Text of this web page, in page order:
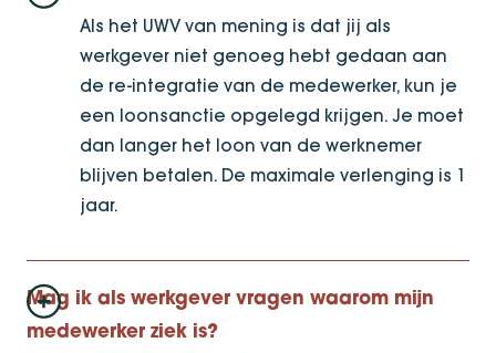
Als het UWV van mening is dat jij als
werkgever niet genoeg hebt gedaan aan
de re-integratie van de medewerker, kun je
een loonsanctie opgelegd krijgen. Je moet
dan langer het loon van de werknemer
blijven betalen. De maximale verlenging is 1
jaar.
Mag ik als werkgever vragen waarom mijn
medewerker ziek is?